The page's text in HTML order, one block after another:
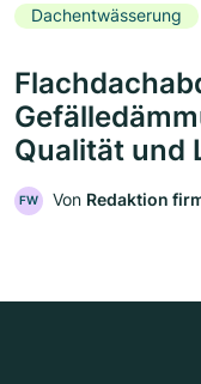
Dachentwässerung
Qualität und
FW Von Redaktion